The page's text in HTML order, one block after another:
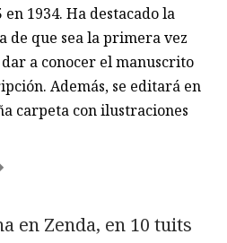
1934. Ha destacado la
de que sea la primera vez
dar a conocer el manuscrito
Además, se editará en
carpeta con ilustraciones
en Zenda, en 10 tuits